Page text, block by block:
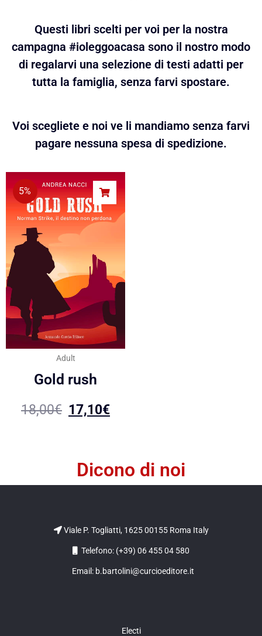
Questi libri scelti per voi per la nostra
campagna #ioleggoacasa sono il nostro modo
di regalarvi una selezione di testi adatti per
tutta la famiglia, senza farvi spostare.
Voi scegliete e noi ve li mandiamo senza farvi
pagare nessuna spesa di spedizione.
5%
Adult
Gold rush
18,00€ 17,10€
Dicono di noi
Viale P. Togliatti, 1625 00155 Roma Italy
Telefono: (+39) 06 455 04 580
Email: b.bartolini@curcioeditore.it
Electi